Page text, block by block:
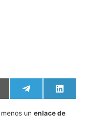
Compartir
en
Telegram
en
un enlace de